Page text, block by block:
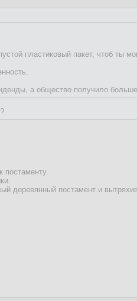
пластиковый пакет, чтоб ты
а общество получило
деревянный постамент и